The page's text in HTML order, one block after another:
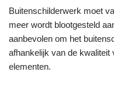
Buitenschilderwerk moet
meer wordt blootgesteld
aanbevolen om het
afhankelijk van de kwaliteit
elementen.